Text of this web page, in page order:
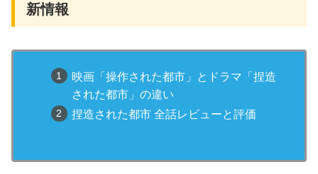
新情報
映画「操作された都市」とドラマ「捏造
された都市」の違い
捏造された都市 全話レビューと評価